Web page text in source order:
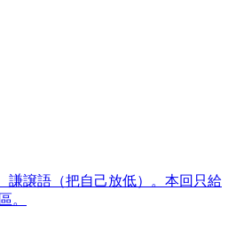
譲語（把自己放低）。本回只給
。